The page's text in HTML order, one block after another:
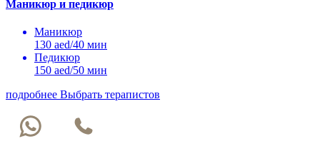
Маникюр и педикюр
Маникюр
130 aed/40 мин
Педикюр
150 aed/50 мин
подробнее Выбрать терапистов